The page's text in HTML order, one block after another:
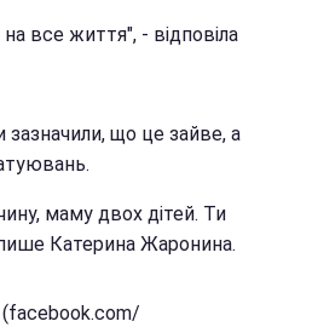
все життя", - відповіла
зазначили, що це зайве, а
маму двох дітей. Ти
Катерина Жаронина.